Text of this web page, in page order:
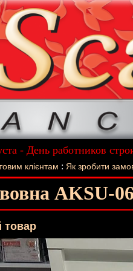
- День работников
подарок - Постельное
клієнтам : Як зробити
AKSU-06
товар